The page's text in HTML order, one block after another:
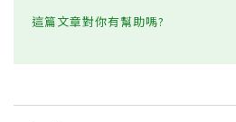
這篇文章對你有幫助嗎?